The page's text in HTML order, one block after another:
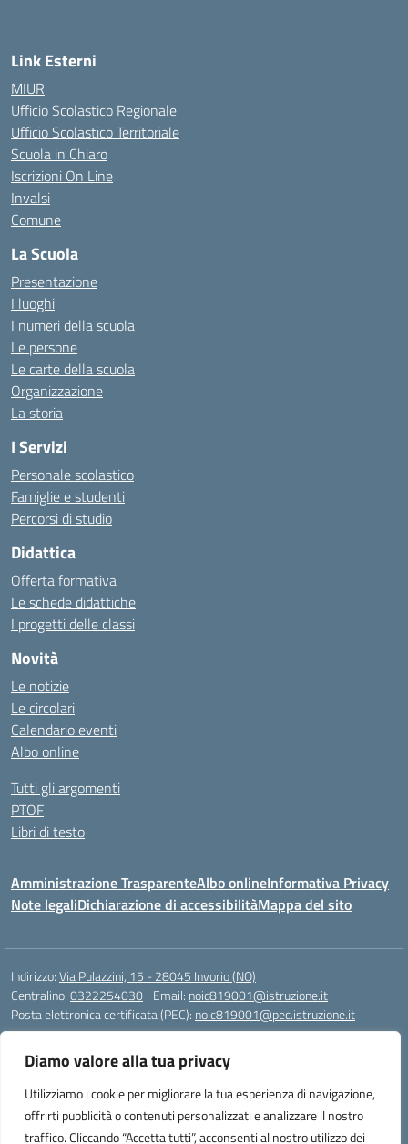
Diamo valore alla tua privacy
Utilizziamo i cookie per migliorare la tua esperienza di navigazione,
offrirti pubblicità o contenuti personalizzati e analizzare il nostro
traffico. Cliccando “Accetta tutti”, acconsenti al nostro utilizzo dei
Link Esterni
MIUR
Ufficio Scolastico Regionale
Ufficio Scolastico Territoriale
Scuola in Chiaro
Iscrizioni On Line
Invalsi
Comune
La Scuola
Presentazione
I luoghi
I numeri della scuola
Le persone
Le carte della scuola
Organizzazione
La storia
I Servizi
Personale scolastico
Famiglie e studenti
Percorsi di studio
Didattica
Offerta formativa
Le schede didattiche
I progetti delle classi
Novità
Le notizie
Le circolari
Calendario eventi
Albo online
Tutti gli argomenti
PTOF
Libri di testo
Amministrazione TrasparenteAlbo onlineInformativa Privacy
Note legaliDichiarazione di accessibilitàMappa del sito
Indirizzo:Via Pulazzini, 15 - 28045 Invorio (NO)
Centralino:0322254030 Email: noic819001@istruzione.it
Posta elettronica certificata (PEC): noic819001@pec.istruzione.it
Codice meccanografico:NOIC819001
Codice Indice delle Pubbliche Amministrazioni (IPA): istsc_noic819001
Codice unico di fatturazione (CUF): UFZ9M3